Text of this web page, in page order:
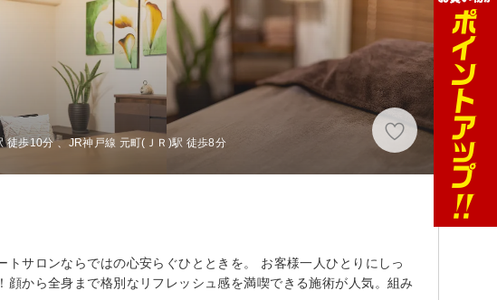
徒歩10分 、JR神戸線 元町(ＪＲ)駅 徒歩8分
サロンならではの心安らぐひとときを。 お客様一人ひとりにしっ
から全身まで格別なリフレッシュ感を満喫できる施術が人気。組み